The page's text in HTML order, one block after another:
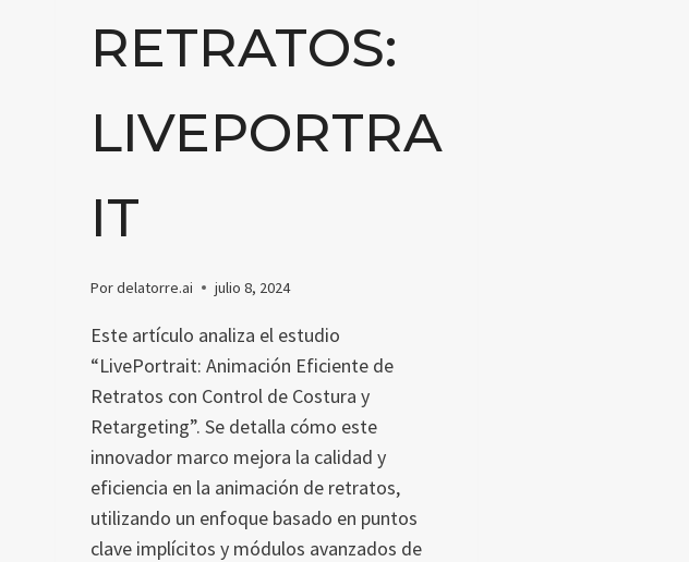
RETRATOS:
LIVEPORTRA
IT
Pordelatorre.ai julio 8, 2024
Este artículo analiza el estudio
“LivePortrait: Animación Eficiente de
Retratos con Control de Costura y
Retargeting”. Se detalla cómo este
innovador marco mejora la calidad y
eficiencia en la animación de retratos,
utilizando un enfoque basado en puntos
clave implícitos y módulos avanzados de